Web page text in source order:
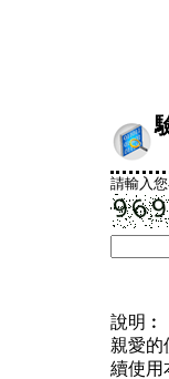
請輸入
說明︰
親愛的
續使用